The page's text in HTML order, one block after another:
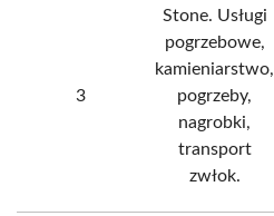
3
Stone. Usługi
pogrzebowe,
kamieniarstwo,
pogrzeby,
nagrobki,
transport
zwłok.